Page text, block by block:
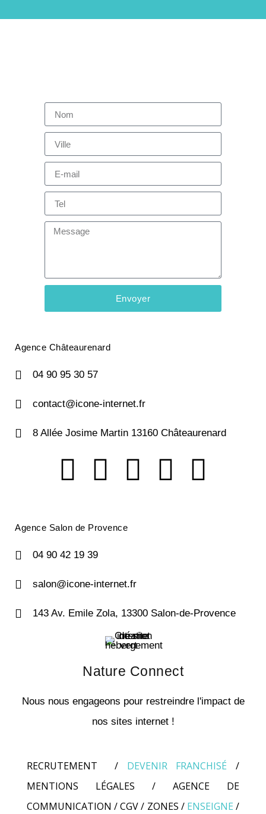
Envoyer
Agence Châteaurenard
04 90 95 30 57
contact@icone-internet.fr
8 Allée Josime Martin 13160 Châteaurenard
Agence Salon de Provence
04 90 42 19 39
salon@icone-internet.fr
143 Av. Emile Zola, 13300 Salon-de-Provence
Nature Connect
Nous nous engageons pour restreindre l'impact de
nos sites internet !
RECRUTEMENT / DEVENIR FRANCHISÉ
/
MENTIONS LÉGALES / AGENCE DE
COMMUNICATION /CGV/ ZONES / ENSEIGNE /